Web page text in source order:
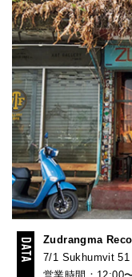
Zudrangma
7/1 Sukhumvit 51